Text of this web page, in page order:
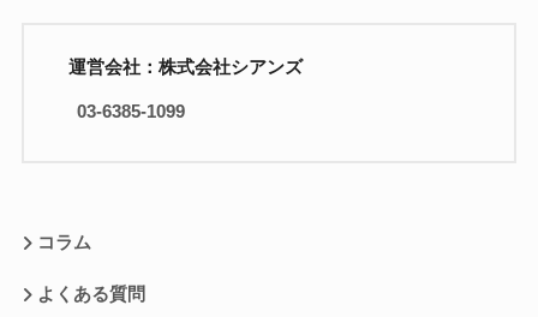
運営会社：株式会社シアンズ
03-6385-1099
コラム
よくある質問